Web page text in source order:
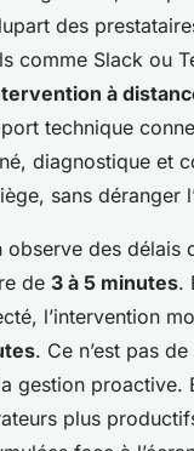
des
comme Slack ou
à
technique
diagnostique et
sans déranger
observe des délais
de 3 à 5 minutes.
l’intervention
. Ce n’est pas
gestion proactive.
plus